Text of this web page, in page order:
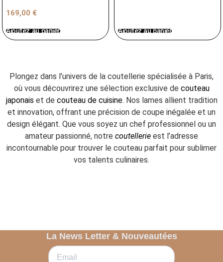
169,00 €
Ajoutez au panier Ajoutez au panier
Plongez dans l’univers de la coutellerie spécialisée à Paris,
où vous découvrirez une sélection exclusive de couteau
japonais et de couteau de cuisine. Nos lames allient tradition
et innovation, offrant une précision de coupe inégalée et un
design élégant. Que vous soyez un chef professionnel ou un
amateur passionné, notre coutellerie est l’adresse
incontournable pour trouver le couteau parfait pour sublimer
vos talents culinaires.
La News Letter & Nouveautées